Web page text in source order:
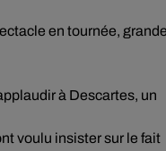
en tournée,
à Descartes, un
voulu insister sur le fait